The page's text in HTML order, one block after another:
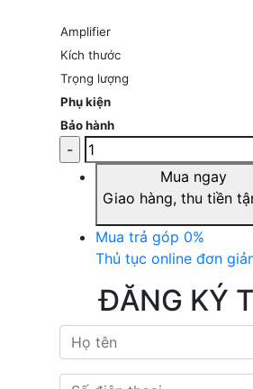
Amplifier
Kích thước
Trọng lượng
Phụ kiện
Bảo hành
Mua ngay
Giao hàng, thu tiền
Mua trả góp 0%
Thủ tục online đơn
ĐĂNG KÝ